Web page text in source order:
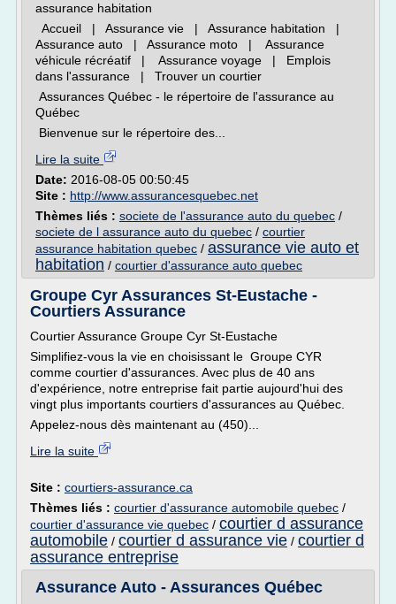
assurance habitation
Accueil | Assurance vie | Assurance habitation |
Assurance auto | Assurance moto | Assurance
véhicule récréatif | Assurance voyage | Emplois
dans l'assurance | Trouver un courtier
Assurances Québec - le répertoire de l'assurance au
Québec
Bienvenue sur le répertoire des...
Lire la suite
Date: 2016-08-05 00:50:45
Site : http://www.assurancesquebec.net
Thèmes liés : societe de l'assurance auto du quebec /
societe de l assurance auto du quebec / courtier
assurance habitation quebec / assurance vie auto et
habitation / courtier d'assurance auto quebec
Groupe Cyr Assurances St-Eustache -
Courtiers Assurance
Courtier Assurance Groupe Cyr St-Eustache
Simplifiez-vous la vie en choisissant le Groupe CYR
comme courtier d'assurances. Avec plus de 40 ans
d'expérience, notre entreprise fait partie aujourd'hui des
vingt plus importants courtiers d'assurances au Québec.
Appelez-nous dès maintenant au (450)...
Lire la suite
Site : courtiers-assurance.ca
Thèmes liés : courtier d'assurance automobile quebec /
courtier d'assurance vie quebec / courtier d assurance
automobile / courtier d assurance vie / courtier d
assurance entreprise
Assurance Auto - Assurances Québec